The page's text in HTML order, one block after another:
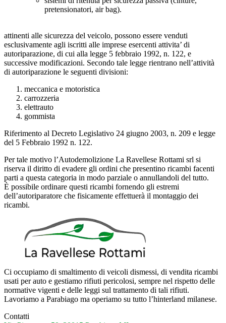
pretensionatori, air bag).
attinenti alle sicurezza del veicolo, possono essere venduti
esclusivamente agli iscritti alle imprese esercenti attivita’ di
autoriparazione, di cui alla legge 5 febbraio 1992, n. 122, e
successive modificazioni. Secondo tale legge rientrano nell’attività
di autoriparazione le seguenti divisioni:
meccanica e motoristica
carrozzeria
elettrauto
gommista
Riferimento al Decreto Legislativo 24 giugno 2003, n. 209 e legge
del 5 Febbraio 1992 n. 122.
Per tale motivo l’Autodemolizione La Ravellese Rottami srl si
riserva il diritto di evadere gli ordini che presentino ricambi facenti
parti a questa categoria in modo parziale o annullandoli del tutto.
È possibile ordinare questi ricambi fornendo gli estremi
dell’autoriparatore che fisicamente effettuerà il montaggio dei
ricambi.
Ci occupiamo di smaltimento di veicoli dismessi, di vendita ricambi
usati per auto e gestiamo rifiuti pericolosi, sempre nel rispetto delle
normative vigenti e delle leggi sul trattamento di tali rifiuti.
Lavoriamo a Parabiago ma operiamo su tutto l’hinterland milanese.
Contatti